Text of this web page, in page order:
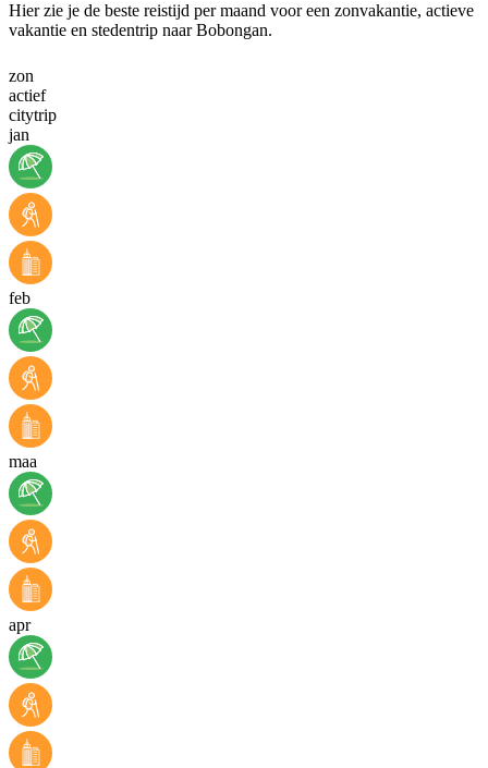
Hier zie je de beste reistijd per maand voor een zonvakantie, actieve
vakantie en stedentrip naar Bobongan.
zon
actief
citytrip
jan
feb
maa
apr